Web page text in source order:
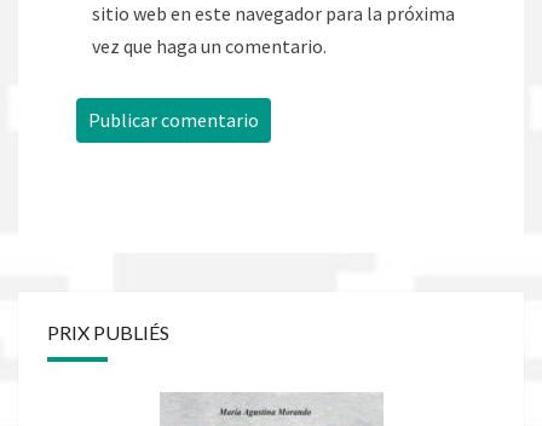
sitio web en este navegador para la próxima
vez que haga un comentario.
PRIX PUBLIÉS